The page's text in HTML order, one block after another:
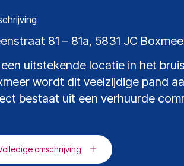
81 – 81a, 5831 JC
uitstekende locatie in het
wordt dit veelzijdige pand
bestaat uit een verhuurde
omschrijving